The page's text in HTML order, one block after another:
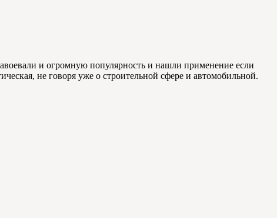
и огромную популярность и нашли применение если
не говоря уже о строительной сфере и автомобильной.